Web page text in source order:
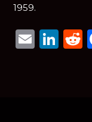
1959.
Email